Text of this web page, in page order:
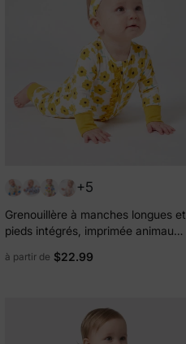
+5
Grenouillère à manches longues et
pieds intégrés, imprimée animaux,
éclair double sens et bandeau.
à partir de $22.99